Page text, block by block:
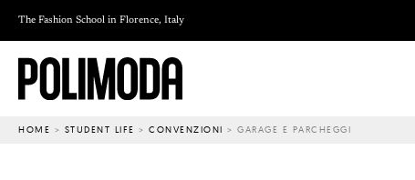
Vai
al
contenuto
The Fashion School in Florence, Italy
HOME > STUDENT LIFE > CONVENZIONI > GARAGE E PARCHEGGI